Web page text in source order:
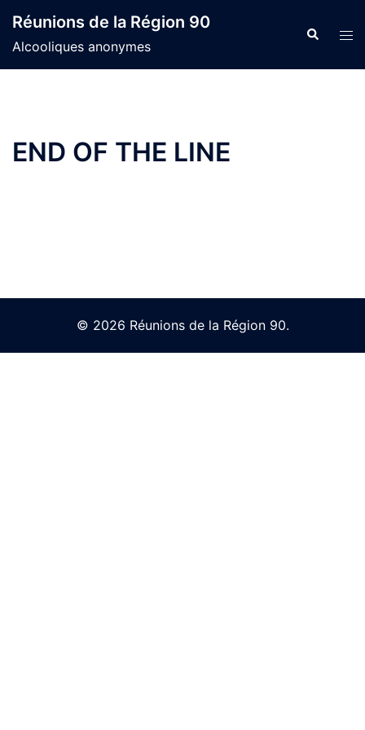
content
Réunions de la Région 90
Alcooliques anonymes
Search
END OF THE LINE
© 2026 Réunions de la Région 90.